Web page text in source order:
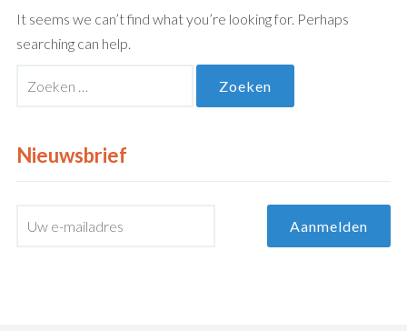
It seems we can’t find what you’re looking for. Perhaps
searching can help.
Nieuwsbrief